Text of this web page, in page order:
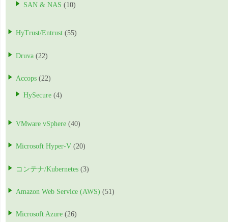
SAN & NAS (10)
HyTrust/Entrust (55)
Druva (22)
Accops (22)
HySecure (4)
VMware vSphere (40)
Microsoft Hyper-V (20)
コンテナ/Kubernetes (3)
Amazon Web Service (AWS) (51)
Microsoft Azure (26)